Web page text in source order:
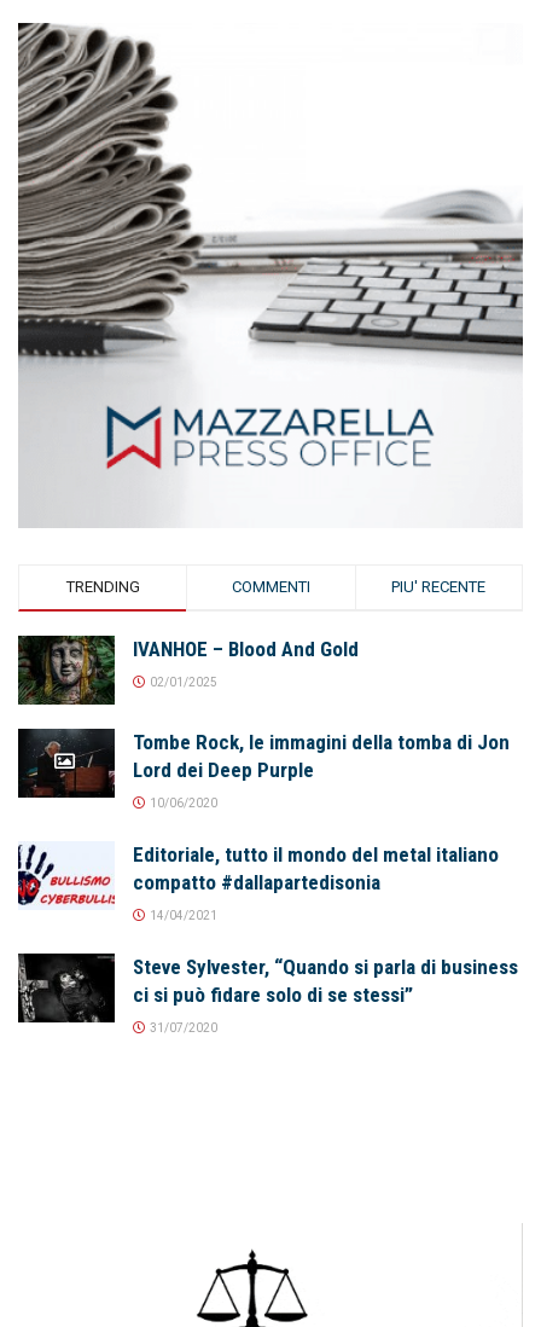
TRENDING COMMENTI PIU' RECENTE
IVANHOE – Blood And Gold
02/01/2025
Tombe Rock, le immagini della tomba di Jon
Lord dei Deep Purple
10/06/2020
Editoriale, tutto il mondo del metal italiano
compatto #dallapartedisonia
14/04/2021
Steve Sylvester, “Quando si parla di business
ci si può fidare solo di se stessi”
31/07/2020